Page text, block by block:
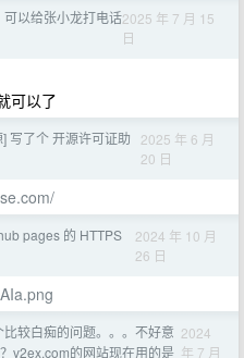
以给张小龙打电话2025 年 7 月 15
日
可以了
写了个 开源许可证助
2025 年 6 月
20 日
pages 的 HTTPS
2024 年 10 月
26 日
比较白痴的问题。。。不好意
v2ex.com的网站现在用的是
2024
年 7 月